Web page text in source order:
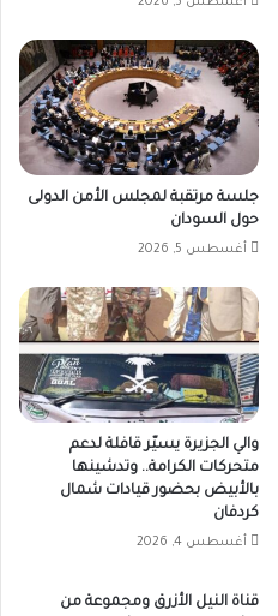
جلسة مرتقبة لمجلس الأمن الدولى
حول السودان
أغسطس 5, 2026
والي الجزيرة يسيّر قافلة لدعم
متحركات الكرامة.. وتدشينها
بالأبيض بحضور قيادات شمال
كردفان
أغسطس 4, 2026
قناة النيل الأزرق ومجموعة من